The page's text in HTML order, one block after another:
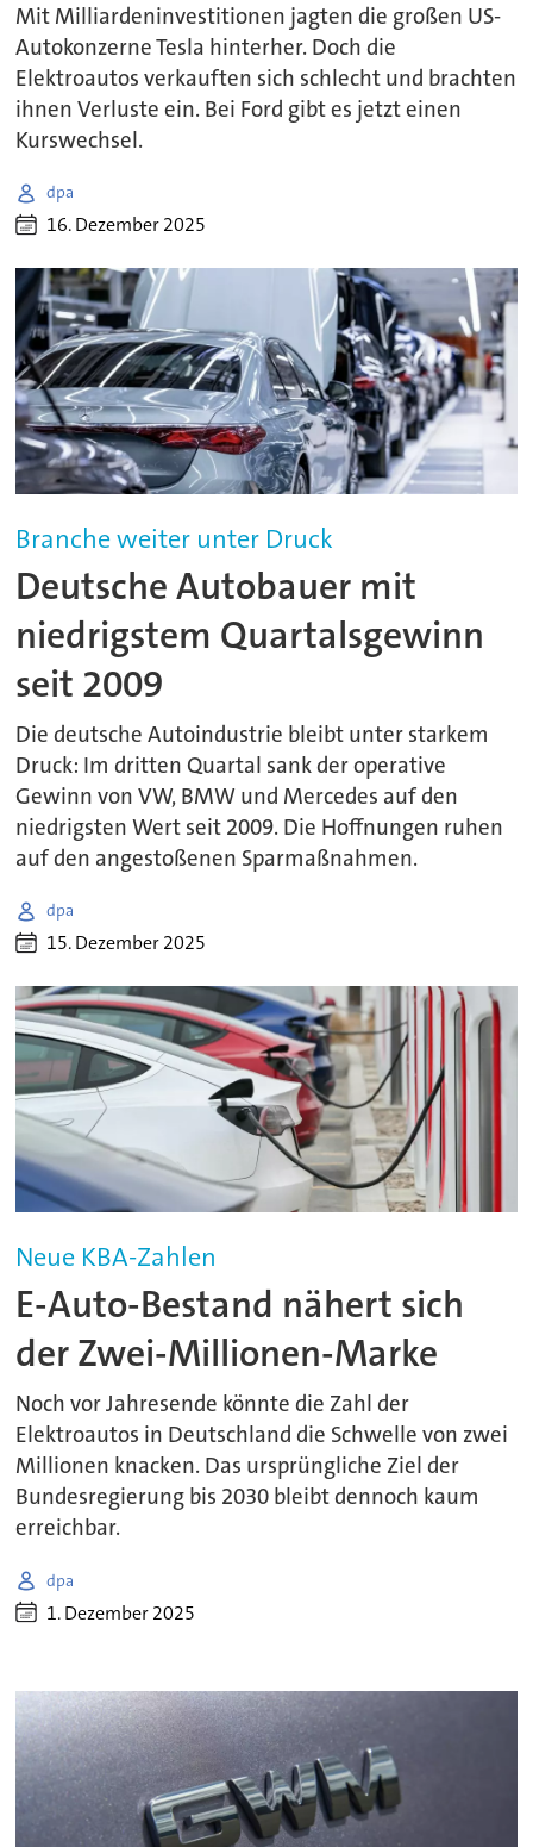
Mit Milliardeninvestitionen jagten die großen US-
Autokonzerne Tesla hinterher. Doch die
Elektroautos verkauften sich schlecht und brachten
ihnen Verluste ein. Bei Ford gibt es jetzt einen
Kurswechsel.
dpa
16. Dezember 2025
Branche weiter unter Druck
Deutsche Autobauer mit
niedrigstem Quartalsgewinn
seit 2009
Die deutsche Autoindustrie bleibt unter starkem
Druck: Im dritten Quartal sank der operative
Gewinn von VW, BMW und Mercedes auf den
niedrigsten Wert seit 2009. Die Hoffnungen ruhen
auf den angestoßenen Sparmaßnahmen.
dpa
15. Dezember 2025
Neue KBA-Zahlen
E-Auto-Bestand nähert sich
der Zwei-Millionen-Marke
Noch vor Jahresende könnte die Zahl der
Elektroautos in Deutschland die Schwelle von zwei
Millionen knacken. Das ursprüngliche Ziel der
Bundesregierung bis 2030 bleibt dennoch kaum
erreichbar.
dpa
1. Dezember 2025